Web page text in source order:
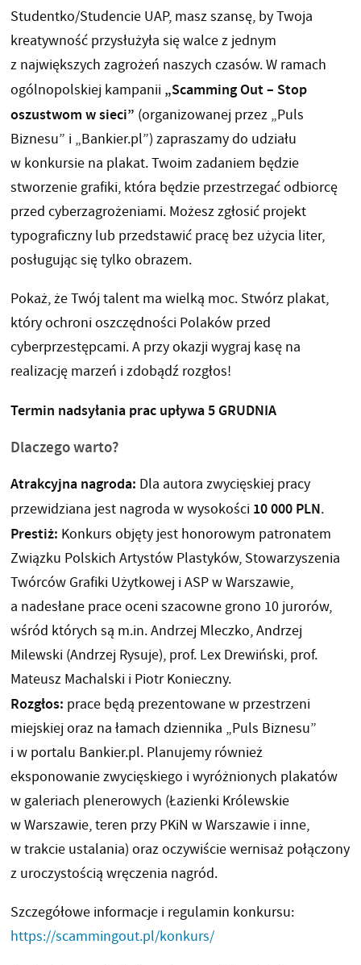
Studentko/Studencie UAP, masz szansę, by Twoja
kreatywność przysłużyła się walce z jednym
z największych zagrożeń naszych czasów. W ramach
ogólnopolskiej kampanii „Scamming Out – Stop
oszustwom w sieci” (organizowanej przez „Puls
Biznesu” i „Bankier.pl”) zapraszamy do udziału
w konkursie na plakat. Twoim zadaniem będzie
stworzenie grafiki, która będzie przestrzegać odbiorcę
przed cyberzagrożeniami. Możesz zgłosić projekt
typograficzny lub przedstawić pracę bez użycia liter,
posługując się tylko obrazem.
Pokaż, że Twój talent ma wielką moc. Stwórz plakat,
który ochroni oszczędności Polaków przed
cyberprzestępcami. A przy okazji wygraj kasę na
realizację marzeń i zdobądź rozgłos!
Termin nadsyłania prac upływa 5 GRUDNIA
Dlaczego warto?
Atrakcyjna nagroda: Dla autora zwycięskiej pracy
przewidziana jest nagroda w wysokości 10 000 PLN.
Prestiż: Konkurs objęty jest honorowym patronatem
Związku Polskich Artystów Plastyków, Stowarzyszenia
Twórców Grafiki Użytkowej i ASP w Warszawie,
a nadesłane prace oceni szacowne grono 10 jurorów,
wśród których są m.in. Andrzej Mleczko, Andrzej
Milewski (Andrzej Rysuje), prof. Lex Drewiński, prof.
Mateusz Machalski i Piotr Konieczny.
Rozgłos: prace będą prezentowane w przestrzeni
miejskiej oraz na łamach dziennika „Puls Biznesu”
i w portalu Bankier.pl. Planujemy również
eksponowanie zwycięskiego i wyróżnionych plakatów
w galeriach plenerowych (Łazienki Królewskie
w Warszawie, teren przy PKiN w Warszawie i inne,
w trakcie ustalania) oraz oczywiście wernisaż połączony
z uroczystością wręczenia nagród.
Szczegółowe informacje i regulamin konkursu:
https://scammingout.pl/konkurs/